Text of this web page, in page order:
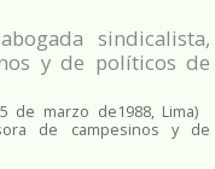
sindicalista,
y de políticos de
de marzo de1988, Lima)
de campesinos y de